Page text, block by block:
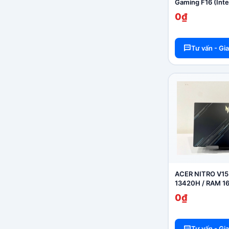
Gaming F16
RTX 3050 6GB |
144Hz | 16GB |
0₫
Tư vấn -
ACER NITRO
13420H / RAM
512GB /RTX 4050
0₫